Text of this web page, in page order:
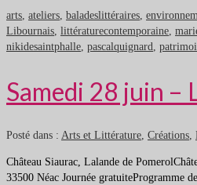
arts, ateliers, baladeslittéraires,
Libournais, littératurecontemporaine,
nikidesaintphalle, pascalquignard,
Samedi 28 juin –
Posté dans : Arts et Littérature, Créations,
Château Siaurac, Lalande de
33500 Néac Journée gratuiteProgramme